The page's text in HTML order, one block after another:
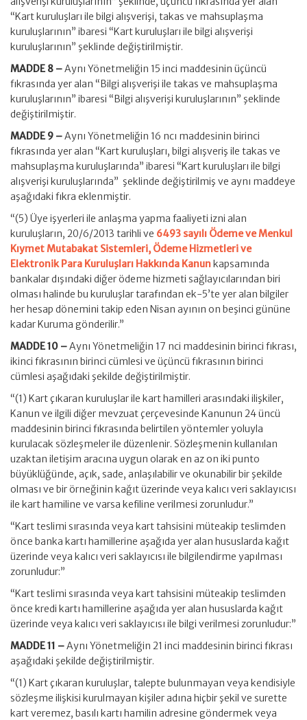
“Kart kuruluşları ile bilgi alışverişi, takas ve mahsuplaşma
kuruluşlarının” ibaresi “Kart kuruluşları ile bilgi alışverişi
kuruluşlarının” şeklinde değiştirilmiştir.
MADDE 8 –Aynı Yönetmeliğin 15 inci maddesinin üçüncü
fıkrasında yer alan “Bilgi alışverişi ile takas ve mahsuplaşma
kuruluşlarının” ibaresi “Bilgi alışverişi kuruluşlarının” şeklinde
değiştirilmiştir.
MADDE 9 –Aynı Yönetmeliğin 16 ncı maddesinin birinci
fıkrasında yer alan “Kart kuruluşları, bilgi alışveriş ile takas ve
mahsuplaşma kuruluşlarında” ibaresi “Kart kuruluşları ile bilgi
alışverişi kuruluşlarında” şeklinde değiştirilmiş ve aynı maddeye
aşağıdaki fıkra eklenmiştir.
“(5) Üye işyerleri ile anlaşma yapma faaliyeti izni alan
kuruluşların, 20/6/2013 tarihli ve 6493 sayılı Ödeme ve Menkul
Kıymet Mutabakat Sistemleri, Ödeme Hizmetleri ve
Elektronik Para Kuruluşları Hakkında Kanunkapsamında
bankalar dışındaki diğer ödeme hizmeti sağlayıcılarından biri
olması halinde bu kuruluşlar tarafından ek-5’te yer alan bilgiler
her hesap dönemini takip eden Nisan ayının on beşinci gününe
kadar Kuruma gönderilir.”
MADDE 10 –Aynı Yönetmeliğin 17 nci maddesinin birinci fıkrası,
ikinci fıkrasının birinci cümlesi ve üçüncü fıkrasının birinci
cümlesi aşağıdaki şekilde değiştirilmiştir.
“(1) Kart çıkaran kuruluşlar ile kart hamilleri arasındaki ilişkiler,
Kanun ve ilgili diğer mevzuat çerçevesinde Kanunun 24 üncü
maddesinin birinci fıkrasında belirtilen yöntemler yoluyla
kurulacak sözleşmeler ile düzenlenir. Sözleşmenin kullanılan
uzaktan iletişim aracına uygun olarak en az on iki punto
büyüklüğünde, açık, sade, anlaşılabilir ve okunabilir bir şekilde
olması ve bir örneğinin kağıt üzerinde veya kalıcı veri saklayıcısı
ile kart hamiline ve varsa kefiline verilmesi zorunludur.”
“Kart teslimi sırasında veya kart tahsisini müteakip teslimden
önce banka kartı hamillerine aşağıda yer alan hususlarda kağıt
üzerinde veya kalıcı veri saklayıcısı ile bilgilendirme yapılması
zorunludur:”
“Kart teslimi sırasında veya kart tahsisini müteakip teslimden
önce kredi kartı hamillerine aşağıda yer alan hususlarda kağıt
üzerinde veya kalıcı veri saklayıcısı ile bilgi verilmesi zorunludur:”
MADDE 11 –Aynı Yönetmeliğin 21 inci maddesinin birinci fıkrası
aşağıdaki şekilde değiştirilmiştir.
“(1) Kart çıkaran kuruluşlar, talepte bulunmayan veya kendisiyle
sözleşme ilişkisi kurulmayan kişiler adına hiçbir şekil ve surette
kart veremez, basılı kartı hamilin adresine göndermek veya